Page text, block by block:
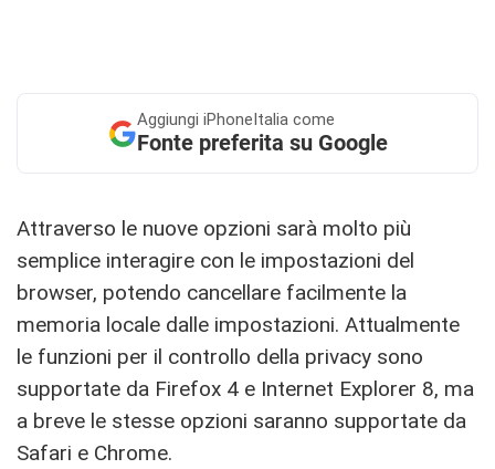
Aggiungi iPhoneItalia come
Fonte preferita su Google
Attraverso le nuove opzioni sarà molto più
semplice interagire con le impostazioni del
browser, potendo cancellare facilmente la
memoria locale dalle impostazioni. Attualmente
le funzioni per il controllo della privacy sono
supportate da Firefox 4 e Internet Explorer 8, ma
a breve le stesse opzioni saranno supportate da
Safari e Chrome.